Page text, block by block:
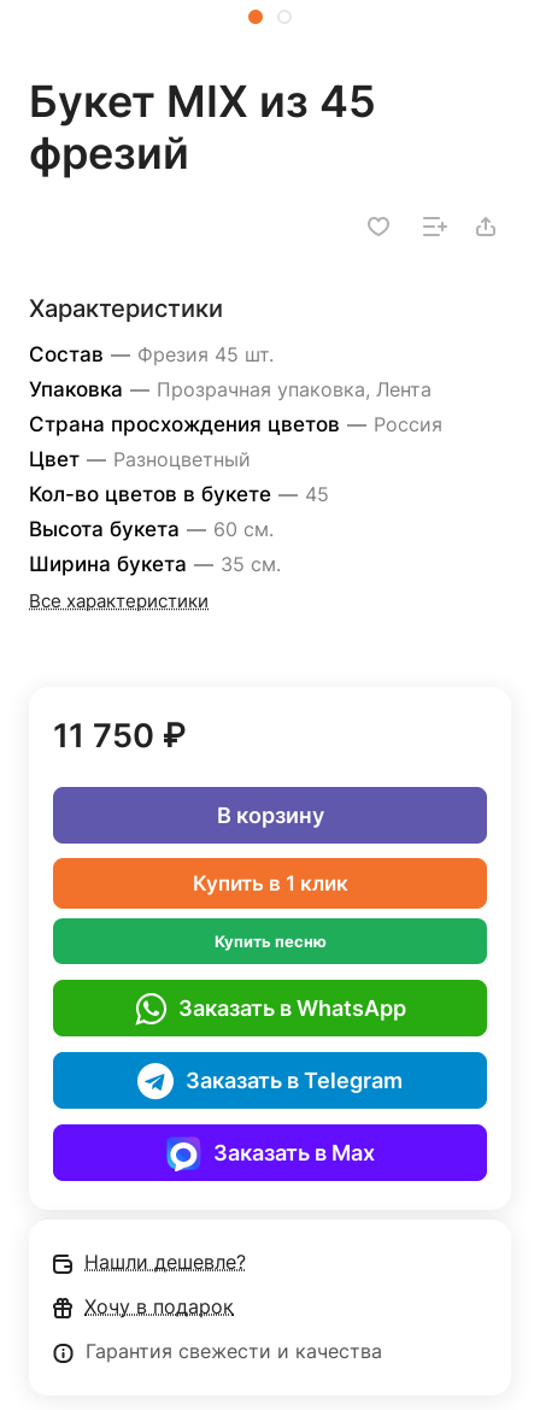
Букет MIX из 45
фрезий
Характеристики
Состав — Фрезия 45 шт.
Упаковка — Прозрачная упаковка, Лента
Страна просхождения цветов — Россия
Цвет — Разноцветный
Кол-во цветов в букете — 45
Высота букета — 60 см.
Ширина букета — 35 см.
Все характеристики
11 750 ₽
В корзину
Купить в 1 клик
Купить песню
Заказать в WhatsApp
Заказать в Telegram
Заказать в Max
Нашли дешевле?
Хочу в подарок
Гарантия свежести и качества